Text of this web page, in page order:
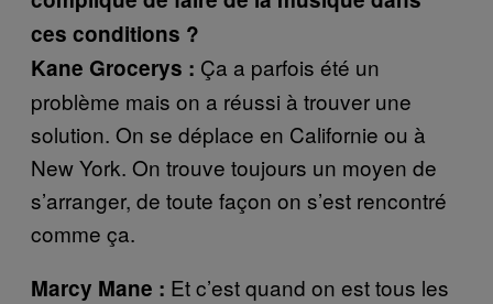
ces conditions ?
Kane Grocerys : Ça a parfois été un
problème mais on a réussi à trouver une
solution. On se déplace en Californie ou à
New York. On trouve toujours un moyen de
s’arranger, de toute façon on s’est rencontré
comme ça.
Marcy Mane : Et c’est quand on est tous les